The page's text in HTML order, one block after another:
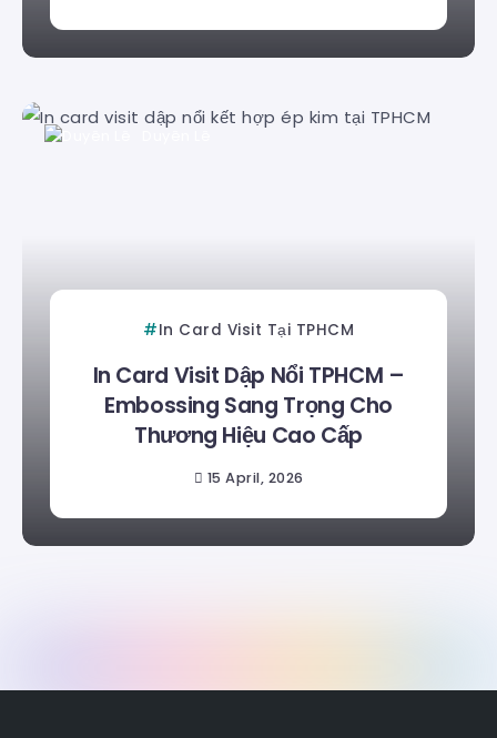
In Card Visit Tại TPHCM
In Card Visit Dập Nổi TPHCM –
Embossing Sang Trọng Cho
Thương Hiệu Cao Cấp
15 April, 2026